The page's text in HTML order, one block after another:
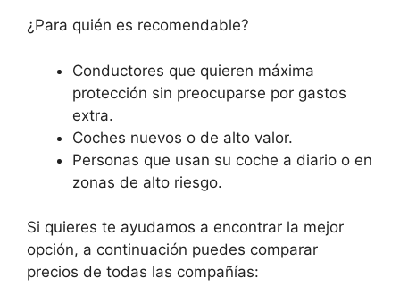
¿Para quién es recomendable?
Conductores que quieren máxima
protección sin preocuparse por gastos
extra.
Coches nuevos o de alto valor.
Personas que usan su coche a diario o en
zonas de alto riesgo.
Si quieres te ayudamos a encontrar la mejor
opción, a continuación puedes comparar
precios de todas las compañías: